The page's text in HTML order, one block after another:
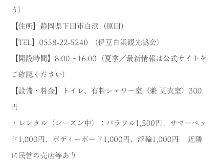
う）
【住所】静岡県下田市白浜（原田）
【TEL】0558-22-5240 （伊豆白浜観光協会）
【開設時間】8:00～16:00（夏季／最新情報は公式サイトを
ご確認ください）
【設備・料金】トイレ、有料シャワー室（兼 更衣室）300
円
・レンタル（シーズン中）：パラソル1,500円、サマーベッ
ド1,000円、ボディーボード1,000円、浮輪1,000円 近隣
に民営の売店等あり